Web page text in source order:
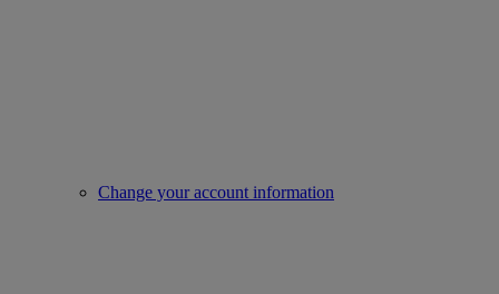
Change your account information